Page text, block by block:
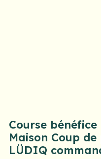
Course
Maison Coup
LÜDIQ